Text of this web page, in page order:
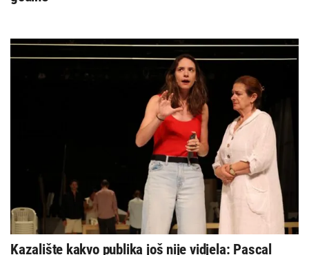
Kazalište kakvo publika još nije vidjela: Pascal